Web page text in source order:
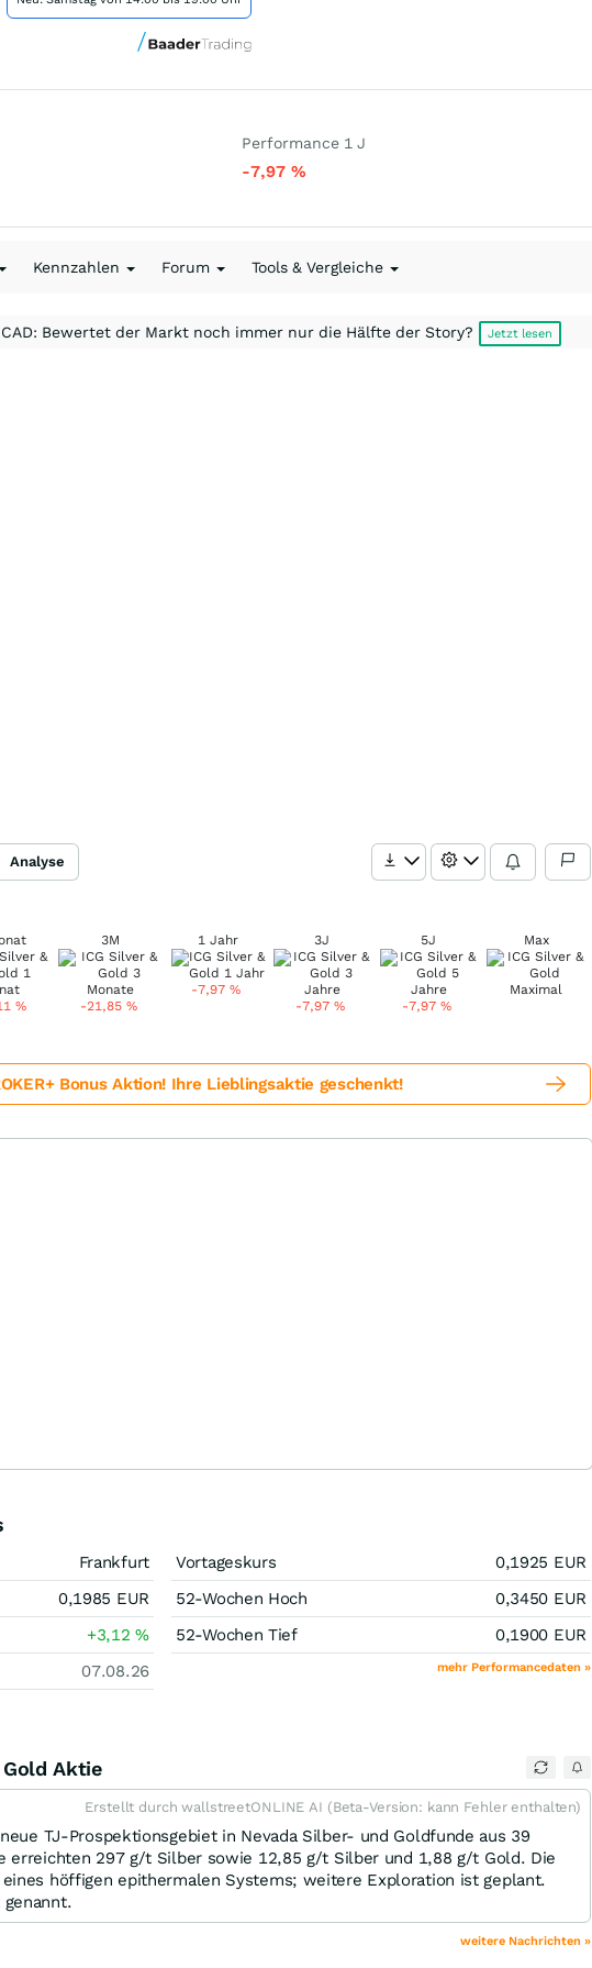
Performance 1 J
-7,97 %
Kennzahlen Forum Tools & Vergleiche
CAD: Bewertet der Markt noch immer nur die Hälfte der Story? Jetzt lesen
Analyse
%
3M
-21,85 %
1 Jahr
-7,97 %
3J
-7,97 %
5J
-7,97 %
Max
Bonus Aktion! Ihre Lieblingsaktie geschenkt!
Frankfurt
0,1985 EUR
+3,12%
07.08.26
Vortageskurs 0,1925 EUR
52-Wochen Hoch
0,3450 EUR
52-Wochen Tief
0,1900 EUR
mehr Performancedaten »
Gold Aktie
Erstellt durch wallstreetONLINE AI (Beta-Version: kann Fehler enthalten)
TJ-Prospektionsgebiet in Nevada Silber- und Goldfunde aus 39
erreichten 297 g/t Silber sowie 12,85 g/t Silber und 1,88 g/t Gold. Die
höffigen epithermalen Systems; weitere Exploration ist geplant.
weitere Nachrichten »